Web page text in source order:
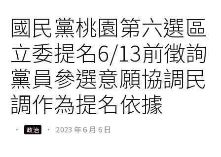
國民黨桃園第六選區
立委提名6/13前徵詢
黨員參選意願協調民
調作為提名依據
· 政治 · 2023 年 6 月 6 日